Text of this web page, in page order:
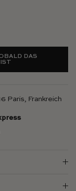
DAS
Paris, Frankreich